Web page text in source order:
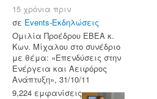
15 χρόνια πριν
σε Events-Εκδηλώσεις
Ομιλία Προέδρου ΕΒΕΑ κ.
Κων. Μίχαλου στο συνέδριο
με θέμα: «Επενδύσεις στην
Ενέργεια και Αειφόρος
Ανάπτυξη», 31/10/11
9,224 εμφανίσεις